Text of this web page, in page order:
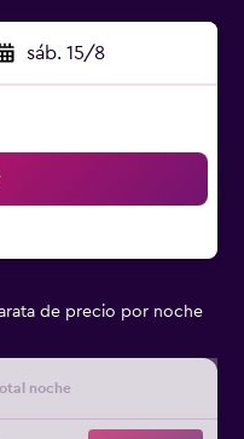
sáb. 15/8
de precio por noche
noche